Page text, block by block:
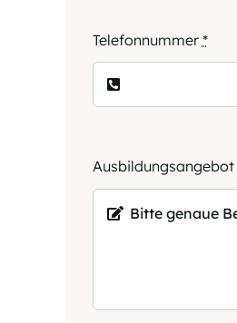
Telefonnummer *
Ausbildungsangebot